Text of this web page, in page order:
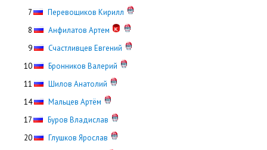
7
Перевощиков Кирилл
8
Анфилатов Артем
9
Счастливцев Евгений
10
Бронников Валерий
11
Шилов Анатолий
14
Мальцев Артём
17
Буров Владислав
20
Глушков Ярослав